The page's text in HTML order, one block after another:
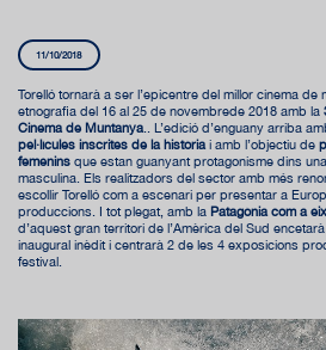
11/10/2018
Torelló tornarà a ser l’epicentre del millor cinema de
etnografia del 16 al 25 de novembrede 2018 amb la
Cinema de Muntanya .. L’edició d’enguany arriba
pel·lícules inscrites de la història i amb l’objectiu de
femenins que estan guanyant protagonisme dins
masculina. Els realitzadors del sector amb més
escollir Torelló com a escenari per presentar a
produccions. I tot plegat, amb la Patagònia com a
d’aquest gran territori de l’Amèrica del Sud
inaugural inèdit i centrarà 2 de les 4 exposicions
festival.